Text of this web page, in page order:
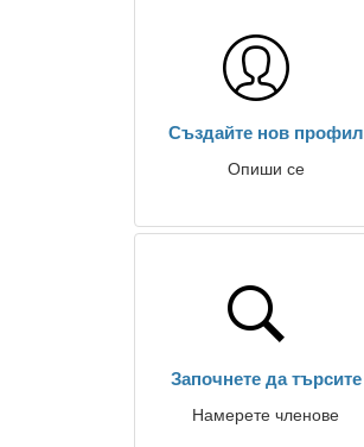
Създайте нов профил
Опиши се
Започнете да търсите
Намерете членове